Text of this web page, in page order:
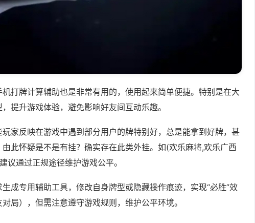
打牌计算辅助也是非常有用的，使用起来简单便捷。特别是在大
提升游戏体验，避免影响好友间互动乐趣。
家反映在游戏中遇到部分用户的牌特别好，总是能拿到好牌，甚
此怀疑是不是有挂？确实存在此类外挂。如(欢乐麻将,欢乐广西
议通过正规途径维护游戏公平。
成专用辅助工具，修改自身牌型或隐藏操作痕迹，实现“必胜”效
局），但需注意遵守游戏规则，维护公平环境。